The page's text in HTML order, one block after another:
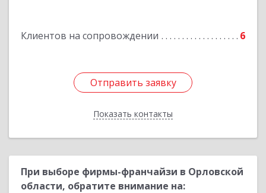
Клиентов на сопровождении 6
Отправить заявку
Показать контакты
Отправить заявку
Назад
При выборе фирмы-франчайзи в Орловской
области, обратите внимание на: